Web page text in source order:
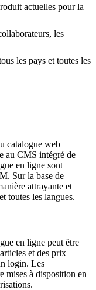
actuelles pour la
les
les pays et toutes les
catalogue web
au CMS intégré de
en ligne sont
Sur la base de
attrayante et
toutes les langues.
en ligne peut être
et des prix
login. Les
mises à disposition en